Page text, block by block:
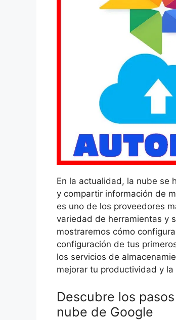
En la actualidad, la nube se
y compartir información de
es uno de los proveedores
variedad de herramientas y
mostraremos cómo
configuración de tus
los servicios de
mejorar tu productividad y
Descubre los
nube de Google